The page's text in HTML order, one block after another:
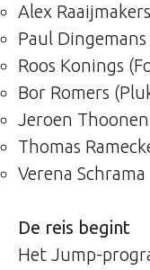
Alex
Paul Dingemans
Roos Konings
Bor Romers
Jeroen
Thomas
Verena
De reis begint
Het Jump-